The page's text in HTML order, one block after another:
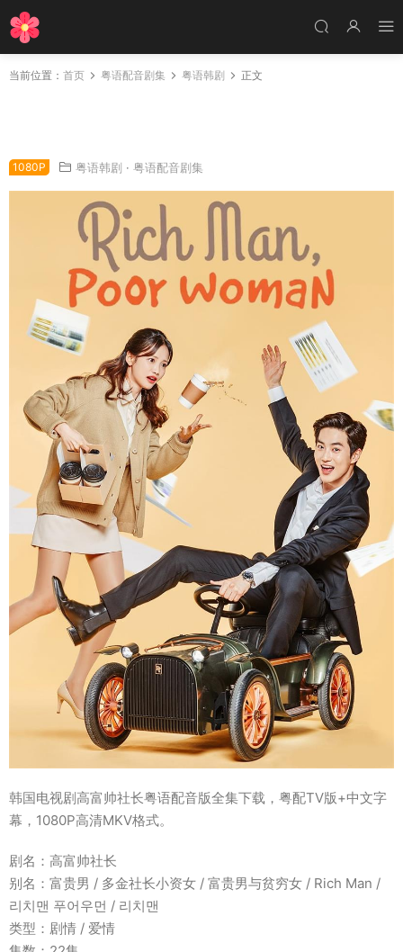
当前位置： 首页 粤语配音剧集 粤语韩剧 正文
1080P 粤语韩剧 · 粤语配音剧集
韩国电视剧高富帅社长粤语配音版全集下载，粤配TV版+中文字
幕，1080P高清MKV格式。
剧名：高富帅社长
别名：富贵男 / 多金社长小资女 / 富贵男与贫穷女 / Rich Man /
리치맨 푸어우먼 / 리치맨
类型：剧情 / 爱情